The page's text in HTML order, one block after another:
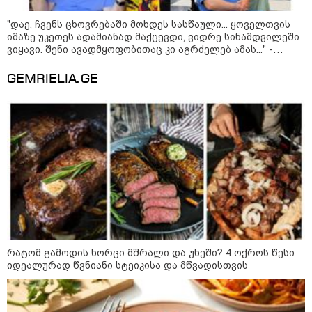
"ძალიან მძიმეა ჩემთვის ის, რაც
ახლა გითხარით“
"ეს უზნეო გზა
ხელისუფლებისთვის ცუდად
მთავრდება ხოლმე“
"დაე, ჩვენს ცხოვრებაში მოხდეს სასწაული... ყოველთვის
იმაზე უკეთეს ადამიანად მაქცევდი, ვიდრე სინამდვილეში
ვიყავი. შენი ავადმყოფობითაც კი აგრძელებ ამას..." -
GEMRIELIA.GE
რატომ გამოდის ხორცი მშრალი და უხეში? 4 ოქროს წესი
იდეალურად წვნიანი სტეიკისა და მწვადისთვის